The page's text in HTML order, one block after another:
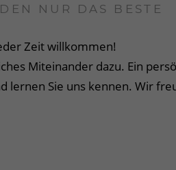
NUR DAS BESTE
Zeit willkommen!
Miteinander dazu. Ein
lernen Sie uns kennen. Wir